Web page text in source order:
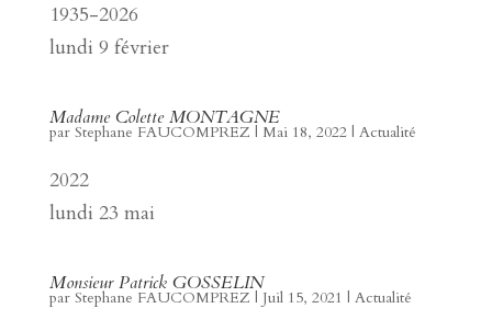
1935-2026
lundi 9 février
Madame Colette MONTAGNE
par Stephane FAUCOMPREZ | Mai 18, 2022| Actualité
2022
lundi 23 mai
Monsieur Patrick GOSSELIN
par Stephane FAUCOMPREZ | Juil 15, 2021 | Actualité